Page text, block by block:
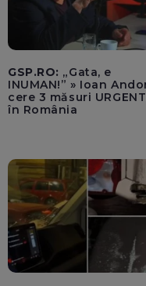
GSP.RO: „Gata, e
INUMAN!” » Ioan
cere 3 măsuri
în România